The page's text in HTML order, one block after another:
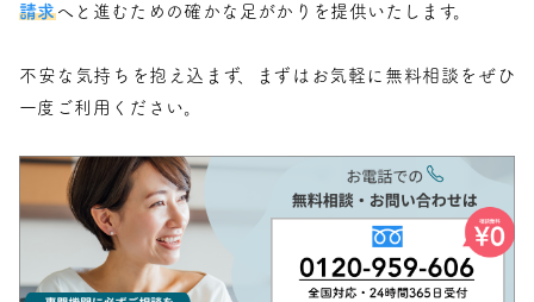
請求へと進むための確かな足がかりを提供いたします。
不安な気持ちを抱え込まず、まずはお気軽に無料相談をぜひ
一度ご利用ください。